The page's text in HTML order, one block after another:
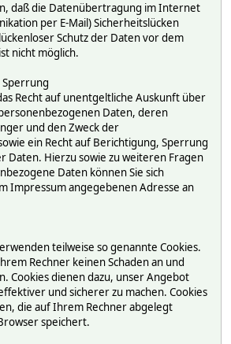
daß die Datenübertragung im Internet
per E-Mail) Sicherheitslücken
Schutz der Daten vor dem
nicht möglich.
Recht auf unentgeltliche Auskunft über
Daten, deren
und den Zweck der
ein Recht auf Berichtigung, Sperrung
Daten. Hierzu sowie zu weiteren Fragen
Daten können Sie sich
Impressum angegebenen Adresse an
teilweise so genannte Cookies.
Rechner keinen Schaden an und
Cookies dienen dazu, unser Angebot
und sicherer zu machen. Cookies
die auf Ihrem Rechner abgelegt
speichert.